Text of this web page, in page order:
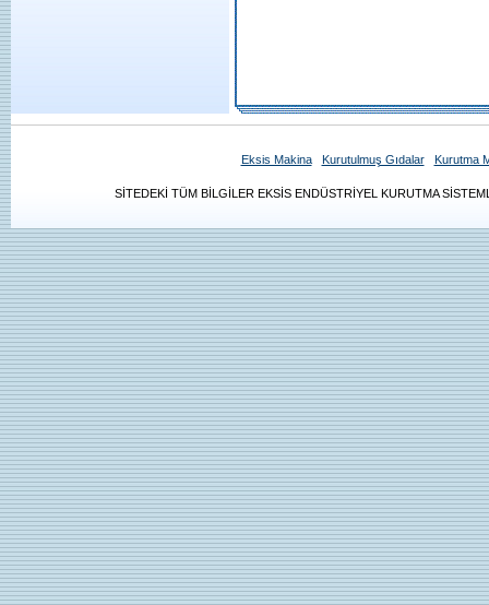
Eksis Makina Kurutulmuş Gıdalar Kurutma
SİTEDEKİ TÜM BİLGİLER EKSİS ENDÜSTRİYEL KURUTMA